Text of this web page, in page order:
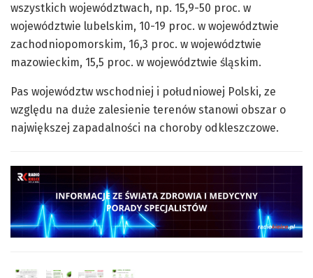
wszystkich województwach, np. 15,9-50 proc. w
województwie lubelskim, 10-19 proc. w województwie
zachodniopomorskim, 16,3 proc. w województwie
mazowieckim, 15,5 proc. w województwie śląskim.
Pas województw wschodniej i południowej Polski, ze
względu na duże zalesienie terenów stanowi obszar o
największej zapadalności na choroby odkleszczowe.